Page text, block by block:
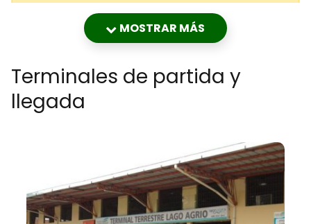
MOSTRAR MÁS
Terminales de partida y
llegada